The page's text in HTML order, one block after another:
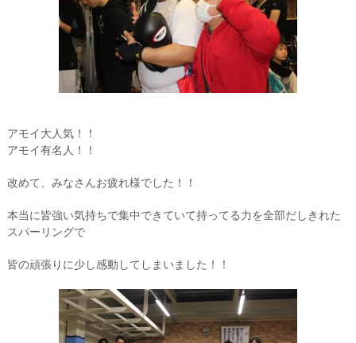
アモイ大人気！！
アモイ有名人！！
改めて、みなさんお疲れ様でした！！
本当に皆強い気持ちで集中できていて持ってる力を全部だしきれた
スパーリングで
皆の頑張りに少し感動してしまいました！！